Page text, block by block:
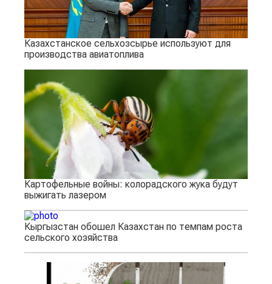
Казахстанское сельхозсырье используют для
производства авиатоплива
Картофельные войны: колорадского жука будут
выжигать лазером
Кыргызстан обошел Казахстан по темпам роста
сельского хозяйства